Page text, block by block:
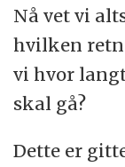
Nå vet vi
hvilken
vi hvor
skal gå?
Dette er